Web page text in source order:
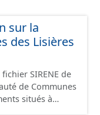
sur la
des Lisières
SIRENE de
de Communes